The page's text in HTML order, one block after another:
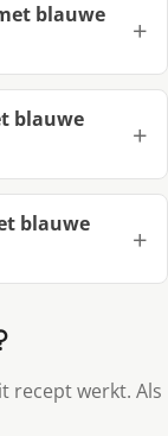
blauwe
blauwe
blauwe
recept werkt. Als